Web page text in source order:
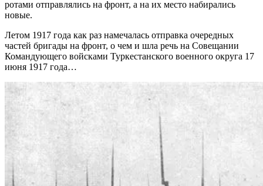
ротами отправлялись на фронт, а на их место набирались
новые.
Летом 1917 года как раз намечалась отправка очередных
частей бригады на фронт, о чем и шла речь на Совещании
Командующего войсками Туркестанского военного округа 17
июня 1917 года…